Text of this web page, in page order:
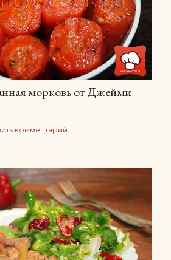
морковь от Джейми
комментарий